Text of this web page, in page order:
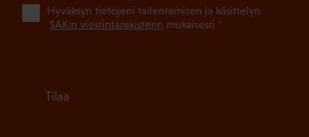
Hyväksyn tietojeni tallentamisen ja käsittelyn
SAK:n viestintärekisterin mukaisesti *
Tilaa